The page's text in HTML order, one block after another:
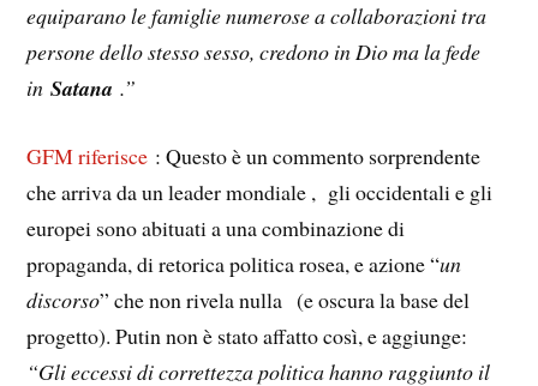
equiparano le famiglie numerose a collaborazioni tra
persone dello stesso sesso, credono in Dio ma la fede
inSatana .”
GFM riferisce : Questo è un commento sorprendente
che arriva da un leader mondiale , gli occidentali e gli
europei sono abituati a una combinazione di
propaganda, di retorica politica rosea, e azione “un
discorso” che non rivela nulla (e oscura la base del
progetto). Putin non è stato affatto così, e aggiunge:
“Gli eccessi di correttezza politica hanno raggiunto il